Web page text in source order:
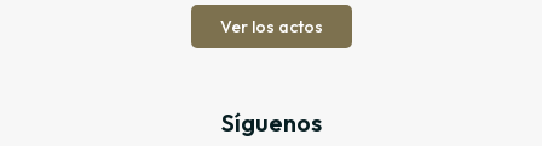
Ver los actos
Síguenos